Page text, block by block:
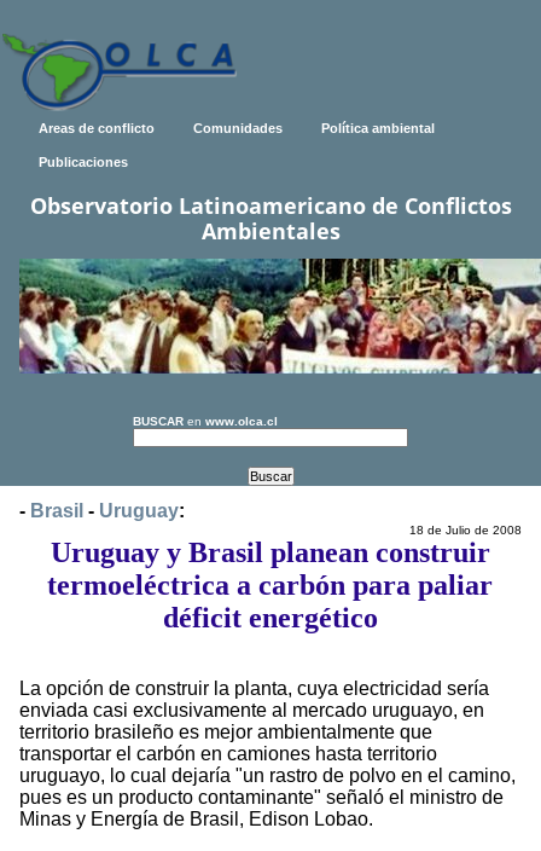
Areas de conflicto Comunidades Política ambiental
Publicaciones
Observatorio Latinoamericano de Conflictos
Ambientales
BUSCAR en www.olca.cl
- Brasil - Uruguay:
18 de Julio de 2008
Uruguay y Brasil planean construir
termoeléctrica a carbón para paliar
déficit energético
La opción de construir la planta, cuya electricidad sería
enviada casi exclusivamente al mercado uruguayo, en
territorio brasileño es mejor ambientalmente que
transportar el carbón en camiones hasta territorio
uruguayo, lo cual dejaría "un rastro de polvo en el camino,
pues es un producto contaminante" señaló el ministro de
Minas y Energía de Brasil, Edison Lobao.